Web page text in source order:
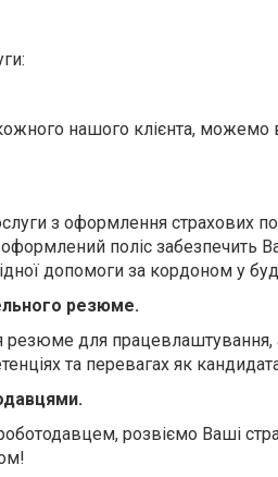
нашого клієнта, можемо
з оформлення страхових
поліс забезпечить
допомоги за кордоном у
резюме.
резюме для
та перевагах як
розвіємо Ваші